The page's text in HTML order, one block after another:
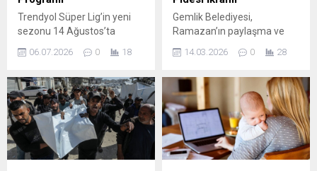
çekmek ve toplumsal
farkındalığı artırmak
amacıyla anlamlı bir...
Trendyol Süper Lig’in yeni
sezonu 14 Ağustos’ta
Federasyonu’nun (TFF)
öncesi düzenlenecek
toplantı Riva’daki Hasan
Doğan Milli Takımlar Kamp
ve Eğitim Tesisleri Orhan
Saka Konferans Salonu’nda
gerçekleştirilecek ve saat
06.07.2026 0 18
Gemlik Belediyesi,
Ramazan’ın paylaşma ve
halkıyla buluşturmaya
Gemlik Meydanı’nda
gerçekleştirilen etkinlikte,
Gemlik Belediye Başkanı
Şükrü Deviren ve belediye
ekipleri vatandaşlara
Ramazan pideleri ikram etti.
14.03.2026 0 28